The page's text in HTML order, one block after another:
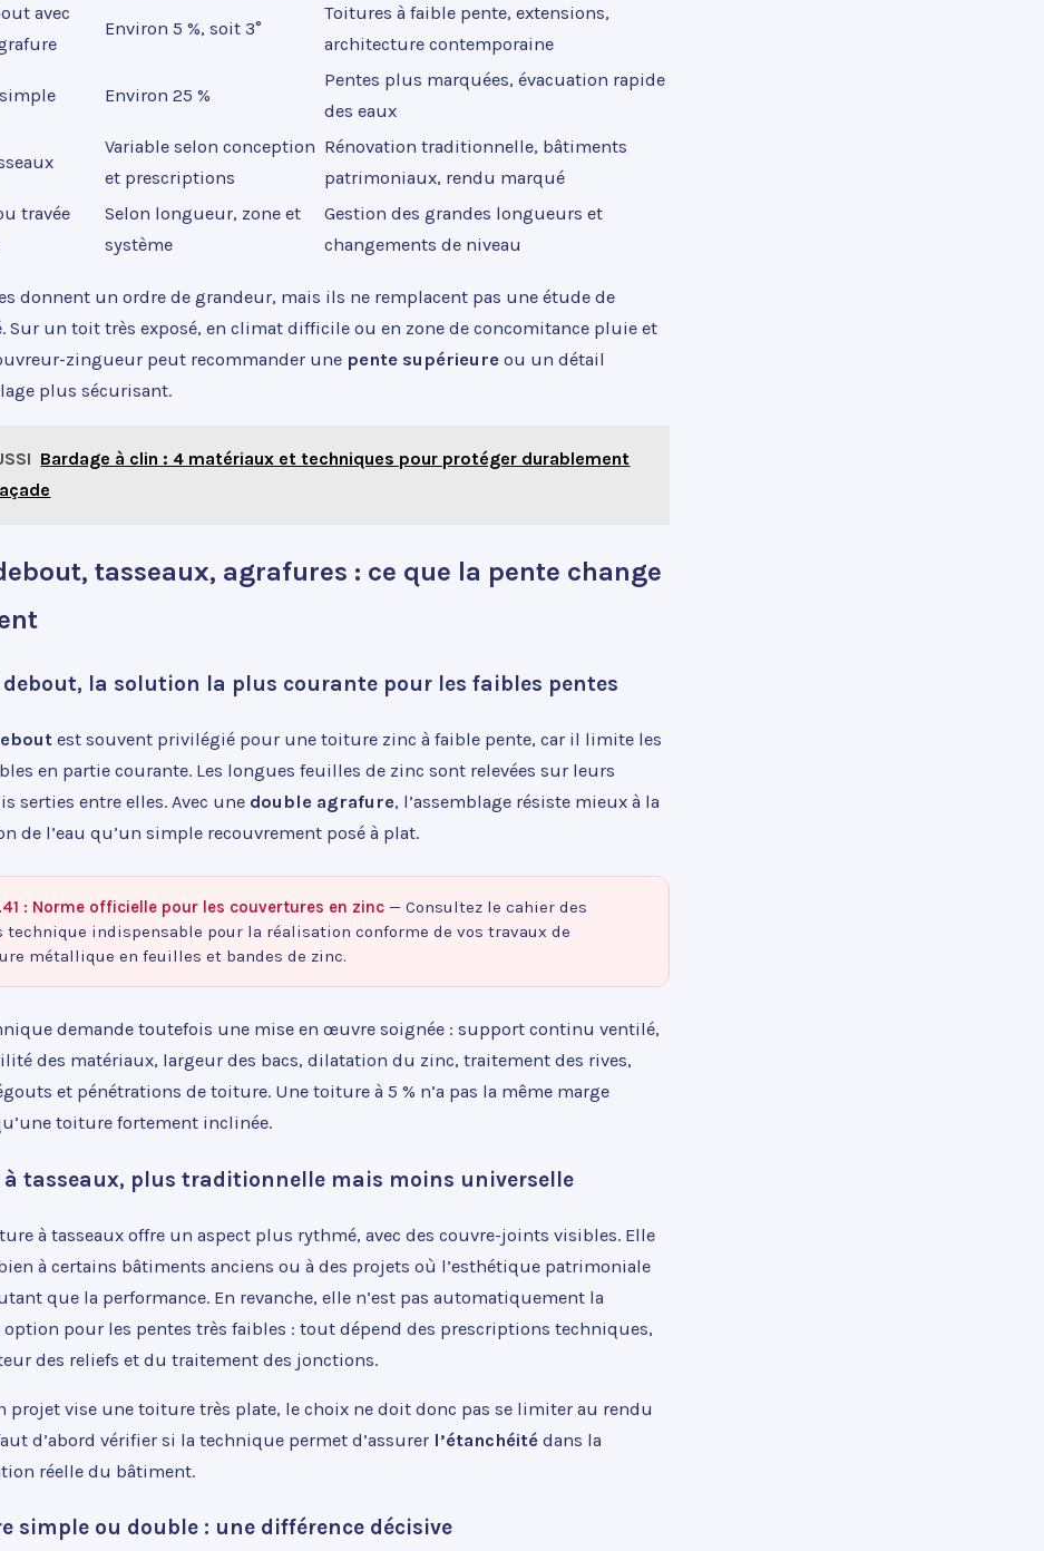
avec
Environ 5 %, soit 3°
Toitures à faible pente, extensions,
architecture contemporaine
Environ 25 %
Pentes plus marquées, évacuation rapide
des eaux
Variable selon conception
et prescriptions
Rénovation traditionnelle, bâtiments
patrimoniaux, rendu marqué
travée
Selon longueur, zone et
système
Gestion des grandes longueurs et
changements de niveau
donnent un ordre de grandeur, mais ils ne remplacent pas une étude de
Sur un toit très exposé, en climat difficile ou en zone de concomitance pluie et
zingueur peut recommander une pente supérieure ou un détail
plus sécurisant.
Bardage à clin : 4 matériaux et techniques pour protéger durablement
tasseaux, agrafures : ce que la pente change
debout, la solution la plus courante pour les faibles pentes
est souvent privilégié pour une toiture zinc à faible pente, car il limite les
en partie courante. Les longues feuilles de zinc sont relevées sur leurs
serties entre elles. Avec une double agrafure, l’assemblage résiste mieux à la
de l’eau qu’un simple recouvrement posé à plat.
: Norme officielle pour les couvertures en zinc — Consultez le cahier des
technique indispensable pour la réalisation conforme de vos travaux de
métallique en feuilles et bandes de zinc.
demande toutefois une mise en œuvre soignée : support continu ventilé,
des matériaux, largeur des bacs, dilatation du zinc, traitement des rives,
et pénétrations de toiture. Une toiture à 5 % n’a pas la même marge
toiture fortement inclinée.
à tasseaux, plus traditionnelle mais moins universelle
à tasseaux offre un aspect plus rythmé, avec des couvre-joints visibles. Elle
à certains bâtiments anciens ou à des projets où l’esthétique patrimoniale
que la performance. En revanche, elle n’est pas automatiquement la
pour les pentes très faibles : tout dépend des prescriptions techniques,
des reliefs et du traitement des jonctions.
projet vise une toiture très plate, le choix ne doit donc pas se limiter au rendu
d’abord vérifier si la technique permet d’assurer l’étanchéité dans la
réelle du bâtiment.
simple ou double : une différence décisive